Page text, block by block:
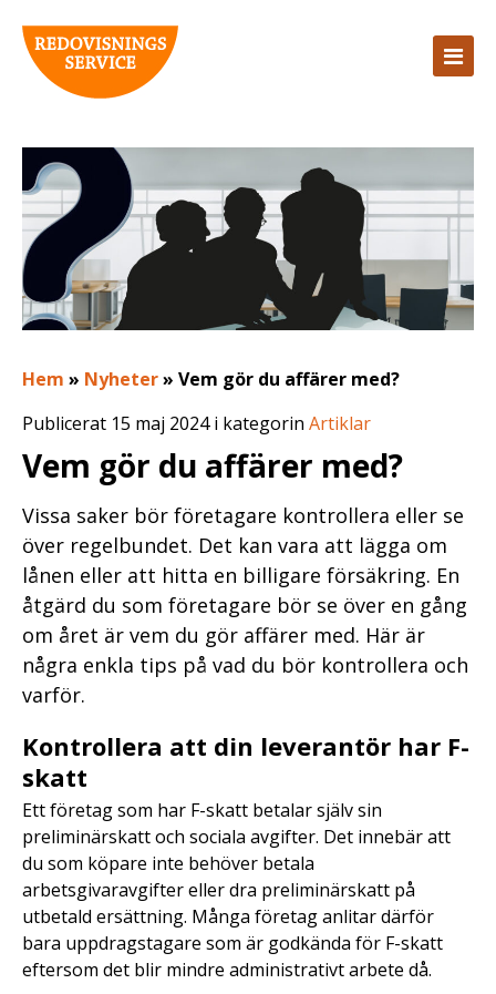
Hem » Nyheter» Vem gör du affärer med?
Publicerat 15 maj 2024 i kategorin Artiklar
Vem gör du affärer med?
Vissa saker bör företagare kontrollera eller se
över regelbundet. Det kan vara att lägga om
lånen eller att hitta en billigare försäkring. En
åtgärd du som företagare bör se över en gång
om året är vem du gör affärer med. Här är
några enkla tips på vad du bör kontrollera och
varför.
Kontrollera att din leverantör har F-
skatt
Ett företag som har F-skatt betalar själv sin
preliminärskatt och sociala avgifter. Det innebär att
du som köpare inte behöver betala
arbetsgivaravgifter eller dra preliminärskatt på
utbetald ersättning. Många företag anlitar därför
bara uppdragstagare som är godkända för F-skatt
eftersom det blir mindre administrativt arbete då.